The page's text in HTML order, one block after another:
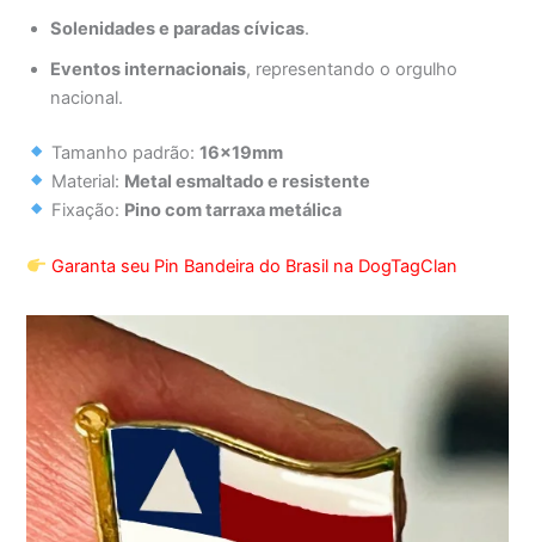
Solenidades e paradas cívicas.
Eventos internacionais, representando o orgulho
nacional.
Tamanho padrão:16x19mm
Material: Metal esmaltado e resistente
Fixação: Pino com tarraxa metálica
Garanta seu Pin Bandeira do Brasil na DogTagClan